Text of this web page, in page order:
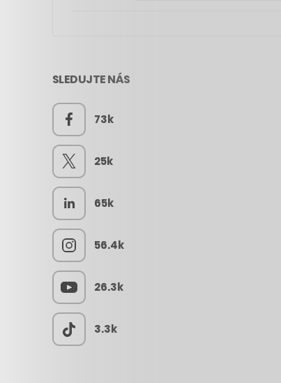
SLEDUJTE NÁS
73k
25k
65k
56.4k
26.3k
3.3k